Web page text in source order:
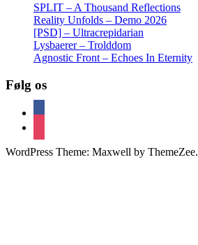
SPLIT – A Thousand Reflections
Reality Unfolds – Demo 2026
[PSD] – Ultracrepidarian
Lysbaerer – Trolddom
Agnostic Front – Echoes In Eternity
Følg os
WordPress Theme: Maxwell by ThemeZee.